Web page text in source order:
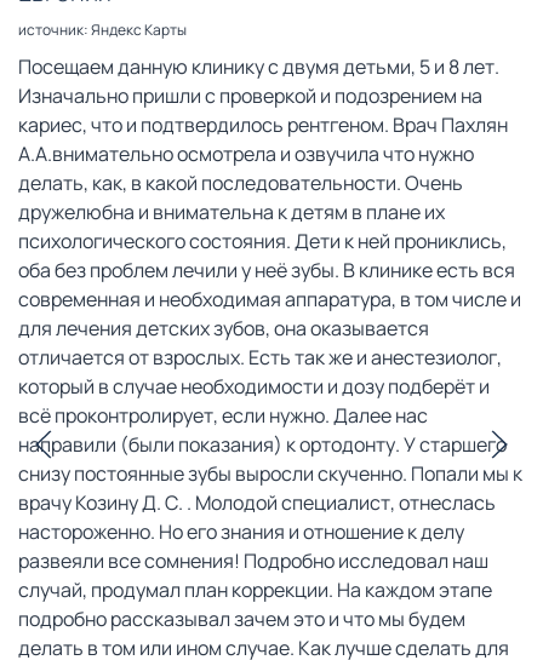
источник: Яндекс Карты
Посещаем данную клинику с двумя детьми, 5 и 8 лет.
Изначально пришли с проверкой и подозрением на
кариес, что и подтвердилось рентгеном. Врач Пахлян
А.А.внимательно осмотрела и озвучила что нужно
делать, как, в какой последовательности. Очень
дружелюбна и внимательна к детям в плане их
психологического состояния. Дети к ней прониклись,
оба без проблем лечили у неё зубы. В клинике есть вся
современная и необходимая аппаратура, в том числе и
для лечения детских зубов, она оказывается
отличается от взрослых. Есть так же и анестезиолог,
который в случае необходимости и дозу подберёт и
всё проконтролирует, если нужно. Далее нас
направили (были показания) к ортодонту. У старшего
снизу постоянные зубы выросли скученно. Попали мы к
врачу Козину Д. С. . Молодой специалист, отнеслась
настороженно. Но его знания и отношение к делу
развеяли все сомнения! Подробно исследовал наш
случай, продумал план коррекции. На каждом этапе
подробно рассказывал зачем это и что мы будем
делать в том или ином случае. Как лучше сделать для